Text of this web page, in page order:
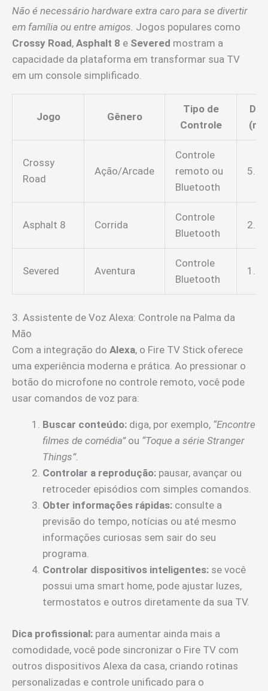
Não é necessário hardware extra caro para se divertir
em família ou entre amigos. Jogos populares como
Crossy Road, Asphalt 8 e Severed mostram a
capacidade da plataforma em transformar sua TV
em um console simplificado.
Jogo Gênero
Tipo de
Controle
Crossy
Road
Ação/Arcade
Controle
remoto ou
Bluetooth
Asphalt 8 Corrida
Controle
Bluetooth
Severed Aventura
Controle
Bluetooth
3. Assistente de Voz Alexa: Controle na Palma da
Mão
Com a integração do Alexa, o Fire TV Stick oferece
uma experiência moderna e prática. Ao pressionar o
botão do microfone no controle remoto, você pode
usar comandos de voz para:
Buscar conteúdo: diga, por exemplo, “Encontre
filmes de comédia”ou “Toque a série Stranger
Things”.
Controlar a reprodução: pausar, avançar ou
retroceder episódios com simples comandos.
Obter informações rápidas: consulte a
previsão do tempo, notícias ou até mesmo
informações curiosas sem sair do seu
programa.
Controlar dispositivos inteligentes: se você
possui uma smart home, pode ajustar luzes,
termostatos e outros diretamente da sua TV.
Dica profissional: para aumentar ainda mais a
comodidade, você pode sincronizar o Fire TV com
outros dispositivos Alexa da casa, criando rotinas
personalizadas e controle unificado para o